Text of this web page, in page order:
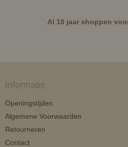
Al 10 jaar shoppen
Informatie
Openingstijden
Algemene Voorwaarden
Retourneren
Contact